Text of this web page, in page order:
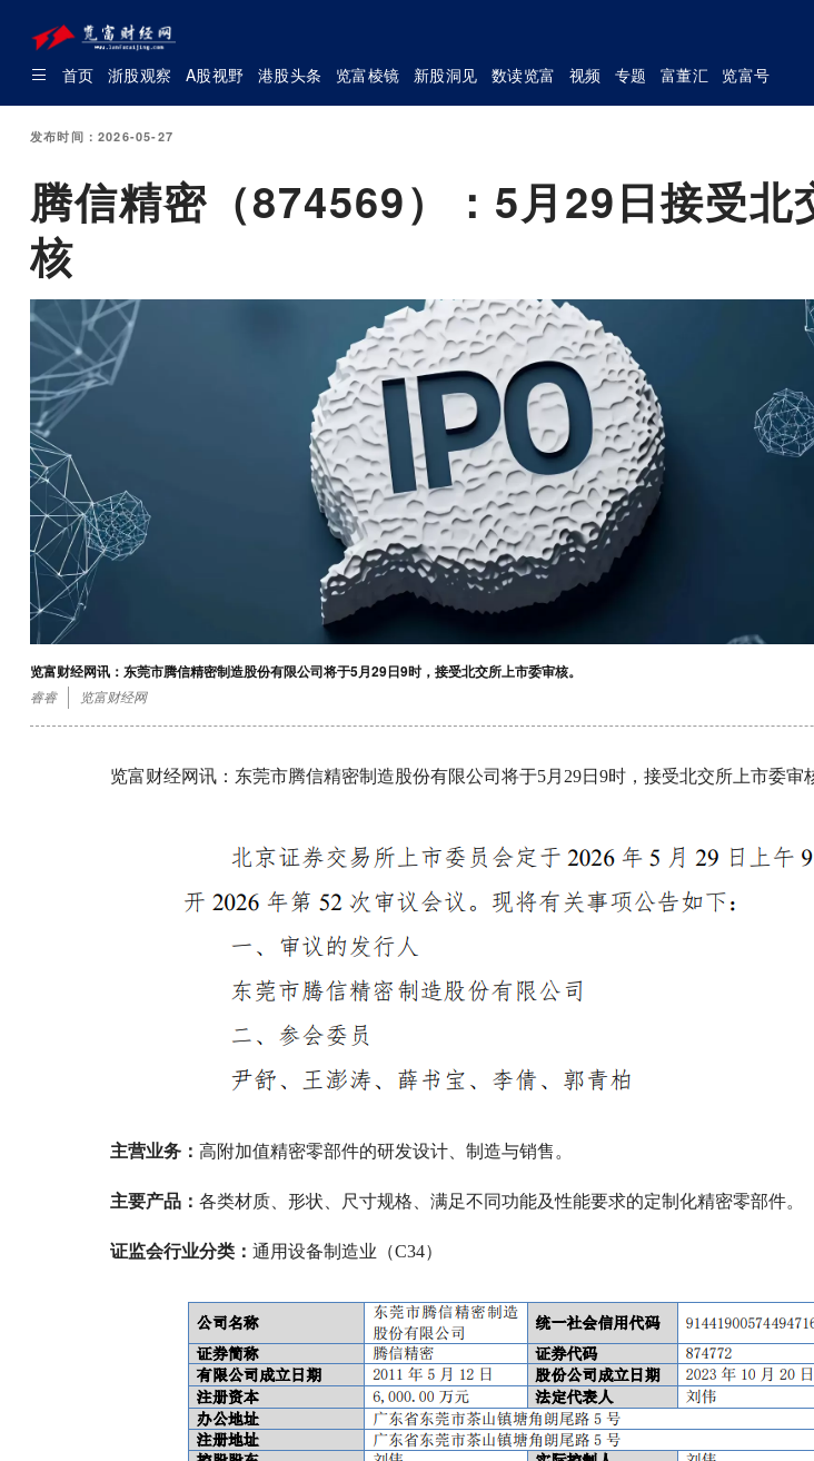
首页 浙股观察 A股视野 港股头条 览富棱镜 新股洞见 数读览富 视频 专题 富董汇 览富号
发布时间：2026-05-27
腾信精密（874569）：5月29日接受北
核
览富财经网讯：东莞市腾信精密制造股份有限公司将于5月29日9时，接受北交所上市委审核。
睿睿 览富财经网
览富财经网讯：东莞市腾信精密制造股份有限公司将于5月29日9时，接受北交所上市委审
主营业务： 高附加值精密零部件的研发设计、制造与销售。
主要产品： 各类材质、形状、尺寸规格、满足不同功能及性能要求的定制化精密零部件。
证监会行业分类： 通用设备制造业（C34）